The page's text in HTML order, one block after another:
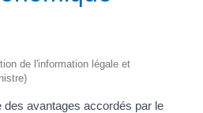
de l'information légale et
des avantages accordés par le